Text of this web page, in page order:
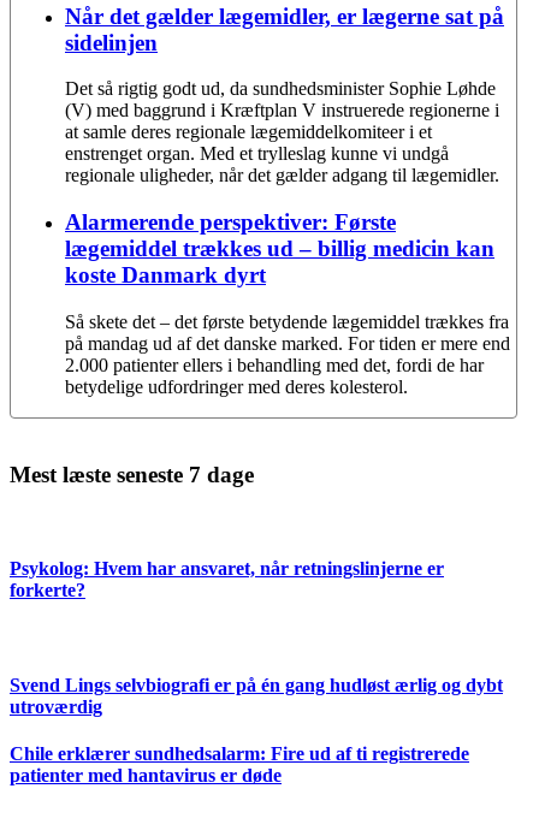
Når det gælder lægemidler, er lægerne sat på
sidelinjen
Det så rigtig godt ud, da sundhedsminister Sophie Løhde
(V) med baggrund i Kræftplan V instruerede regionerne i
at samle deres regionale lægemiddelkomiteer i et
enstrenget organ. Med et trylleslag kunne vi undgå
regionale uligheder, når det gælder adgang til lægemidler.
Alarmerende perspektiver: Første
lægemiddel trækkes ud – billig medicin kan
koste Danmark dyrt
Så skete det – det første betydende lægemiddel trækkes fra
på mandag ud af det danske marked. For tiden er mere end
2.000 patienter ellers i behandling med det, fordi de har
betydelige udfordringer med deres kolesterol.
Mest læste seneste 7 dage
Psykolog: Hvem har ansvaret, når retningslinjerne er
forkerte?
Svend Lings selvbiografi er på én gang hudløst ærlig og dybt
utroværdig
Chile erklærer sundhedsalarm: Fire ud af ti registrerede
patienter med hantavirus er døde